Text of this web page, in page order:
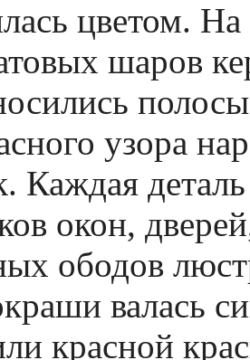
цветом.
шаров
узора
Каждая деталь
окон,
ободов
валась
красной